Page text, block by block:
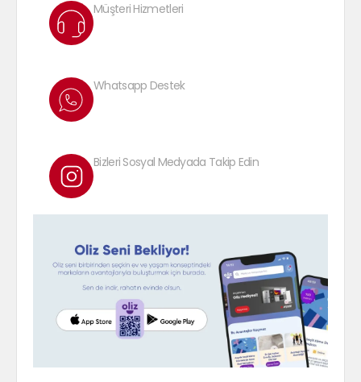
Müşteri Hizmetleri
Whatsapp Destek
Bizleri Sosyal Medyada Takip Edin